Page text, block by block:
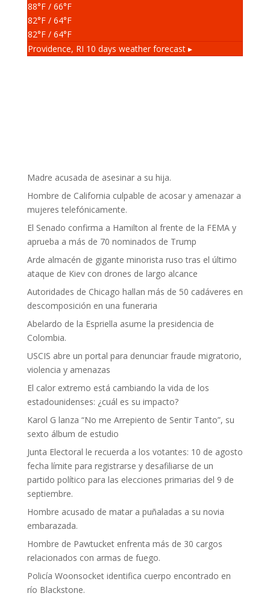
88°F/ 66°F
82°F/ 64°F
82°F/ 64°F
Providence, RI 10 days weather forecast ▸
Madre acusada de asesinar a su hija.
Hombre de California culpable de acosar y amenazar a
mujeres telefónicamente.
El Senado confirma a Hamilton al frente de la FEMA y
aprueba a más de 70 nominados de Trump
Arde almacén de gigante minorista ruso tras el último
ataque de Kiev con drones de largo alcance
Autoridades de Chicago hallan más de 50 cadáveres en
descomposición en una funeraria
Abelardo de la Espriella asume la presidencia de
Colombia.
USCIS abre un portal para denunciar fraude migratorio,
violencia y amenazas
El calor extremo está cambiando la vida de los
estadounidenses: ¿cuál es su impacto?
Karol G lanza “No me Arrepiento de Sentir Tanto”, su
sexto álbum de estudio
Junta Electoral le recuerda a los votantes: 10 de agosto
fecha límite para registrarse y desafiliarse de un
partido político para las elecciones primarias del 9 de
septiembre.
Hombre acusado de matar a puñaladas a su novia
embarazada.
Hombre de Pawtucket enfrenta más de 30 cargos
relacionados con armas de fuego.
Policía Woonsocket identifica cuerpo encontrado en
río Blackstone.